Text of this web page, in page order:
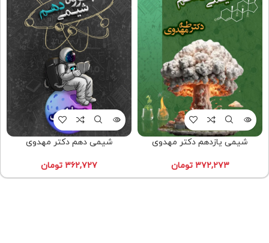
شیمی یازدهم دکتر مهدوی
۳۷۲,۲۷۳ تومان
شیمی دهم دکتر مهدوی
۳۶۲,۷۲۷ تومان